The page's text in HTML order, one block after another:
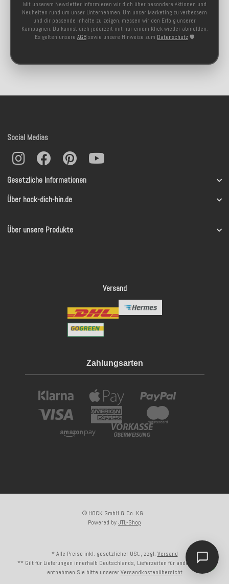
Mit unserem Newsletter informieren wir dich über besondere Aktionen und
Neuheiten rund um unser Unternehmen. Um unser Marketing zu verbessern
und dir passende Inhalte zu zeigen, messen wir den Erfolg unserer
Kampagnen. Du kannst dich jederzeit mit nur einem Klick wieder abmelden.
Es gelten unsere AGB sowie unsere Hinweise zum Datenschutz 🛡️
Gesetzliche Informationen
Über hock-dich-hin.de
Über unsere Produkte
Social Medias
Versand
Zahlungsarten
© HOCK GmbH & Co. KG
Powered byJTL-Shop
* Alle Preise inkl. gesetzlicher USt., zzgl. Versand
** Gilt für Lieferungen innerhalb Deutschlands, Lieferzeiten für andere Länder
entnehmen Sie bitte unsererVersandkostenübersicht